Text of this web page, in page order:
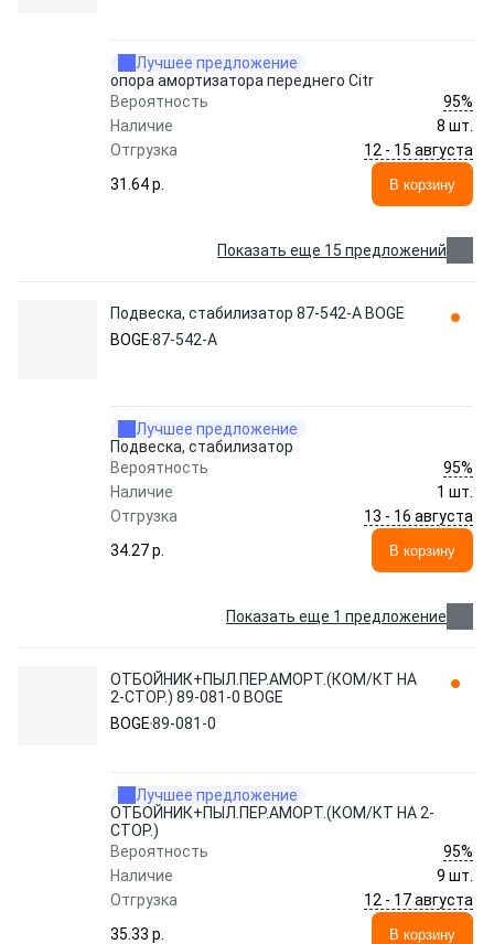
Лучшее предложение
опора амортизатора переднего Citr
Вероятность
95%
Наличие
8 шт.
Отгрузка
12 - 15 августа
31.64 p.
В корзину
Показать еще 15 предложений
Подвеска, стабилизатор 87-542-A BOGE
BOGE87-542-A
Лучшее предложение
Подвеска, стабилизатор
Вероятность
95%
Наличие
1 шт.
Отгрузка
13 - 16 августа
34.27 p.
В корзину
Показать еще 1 предложение
ОТБОЙНИК+ПЫЛ.ПЕР.АМОРТ.(КОМ/КТ НА
2-СТОР.) 89-081-0 BOGE
BOGE89-081-0
Лучшее предложение
ОТБОЙНИК+ПЫЛ.ПЕР.АМОРТ.(КОМ/КТ НА 2-
СТОР.)
Вероятность
95%
Наличие
9 шт.
Отгрузка
12 - 17 августа
35.33 p.
В корзину